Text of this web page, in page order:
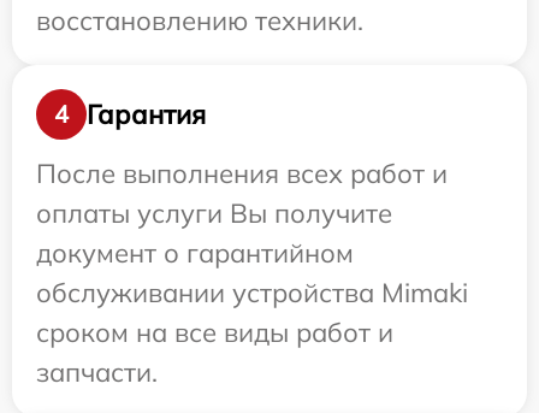
восстановлению техники.
4
Гарантия
После выполнения всех работ и
оплаты услуги Вы получите
документ о гарантийном
обслуживании устройства Mimaki
сроком на все виды работ и
запчасти.